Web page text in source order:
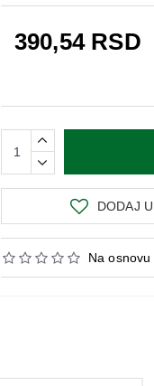
apoteci LaurusOVDE
Na osnovu
390,54 RSD
DODAJ